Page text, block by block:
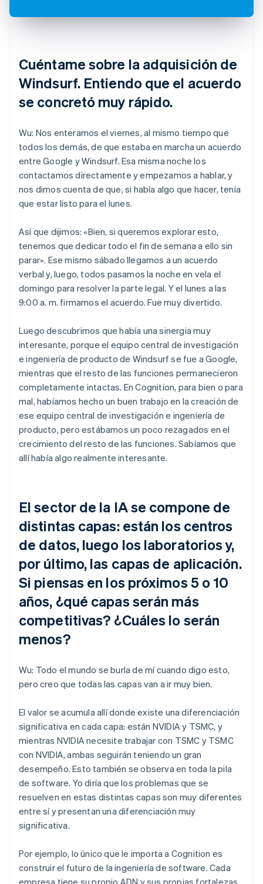
Cuéntame sobre la adquisición de
Windsurf. Entiendo que el acuerdo
se concretó muy rápido.
Wu: Nos enteramos el viernes, al mismo tiempo que
todos los demás, de que estaba en marcha un acuerdo
entre Google y Windsurf. Esa misma noche los
contactamos directamente y empezamos a hablar, y
nos dimos cuenta de que, si había algo que hacer, tenía
que estar listo para el lunes.
Así que dijimos: «Bien, si queremos explorar esto,
tenemos que dedicar todo el fin de semana a ello sin
parar». Ese mismo sábado llegamos a un acuerdo
verbal y, luego, todos pasamos la noche en vela el
domingo para resolver la parte legal. Y el lunes a las
9:00 a. m. firmamos el acuerdo. Fue muy divertido.
Luego descubrimos que había una sinergia muy
interesante, porque el equipo central de investigación
e ingeniería de producto de Windsurf se fue a Google,
mientras que el resto de las funciones permanecieron
completamente intactas. En Cognition, para bien o para
mal, habíamos hecho un buen trabajo en la creación de
ese equipo central de investigación e ingeniería de
producto, pero estábamos un poco rezagados en el
crecimiento del resto de las funciones. Sabíamos que
allí había algo realmente interesante.
El sector de la IA se compone de
distintas capas: están los centros
de datos, luego los laboratorios y,
por último, las capas de aplicación.
Si piensas en los próximos 5 o 10
años, ¿qué capas serán más
competitivas? ¿Cuáles lo serán
menos?
Wu: Todo el mundo se burla de mí cuando digo esto,
pero creo que todas las capas van a ir muy bien.
El valor se acumula allí donde existe una diferenciación
significativa en cada capa: están NVIDIA y TSMC, y
mientras NVIDIA necesite trabajar con TSMC y TSMC
con NVIDIA, ambas seguirán teniendo un gran
desempeño. Esto también se observa en toda la pila
de software. Yo diría que los problemas que se
resuelven en estas distintas capas son muy diferentes
entre sí y presentan una diferenciación muy
significativa.
Por ejemplo, lo único que le importa a Cognition es
construir el futuro de la ingeniería de software. Cada
empresa tiene su propio ADN y sus propias fortalezas.